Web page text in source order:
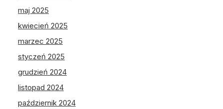
maj 2025
kwiecień 2025
marzec 2025
styczeń 2025
grudzień 2024
listopad 2024
październik 2024